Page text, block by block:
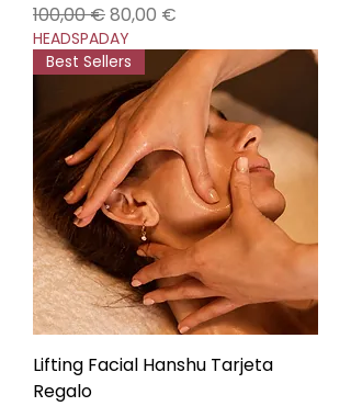
Precio
100,00 €Precio de oferta
80,00 €
HEADSPADAY
Best Sellers
Lifting Facial Hanshu Tarjeta
Regalo